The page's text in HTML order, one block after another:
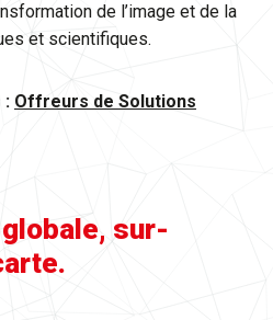
de l’image et de la
et scientifiques.
: Offreurs de Solutions
sur-